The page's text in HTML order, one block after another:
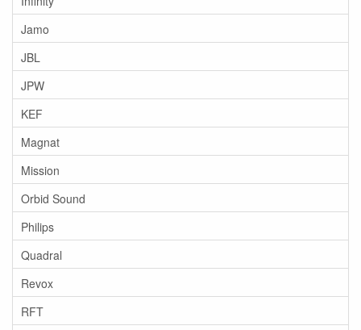
Jamo
JBL
JPW
KEF
Magnat
Mission
Orbid Sound
Philips
Quadral
Revox
RFT